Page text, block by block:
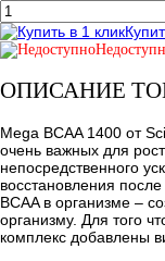
ОПИСАНИЕ
Mega BCAA 1400 от
очень важных для
непосредственного
восстановления
ВCAA в организме –
организму. Для того
комплекс добавлены